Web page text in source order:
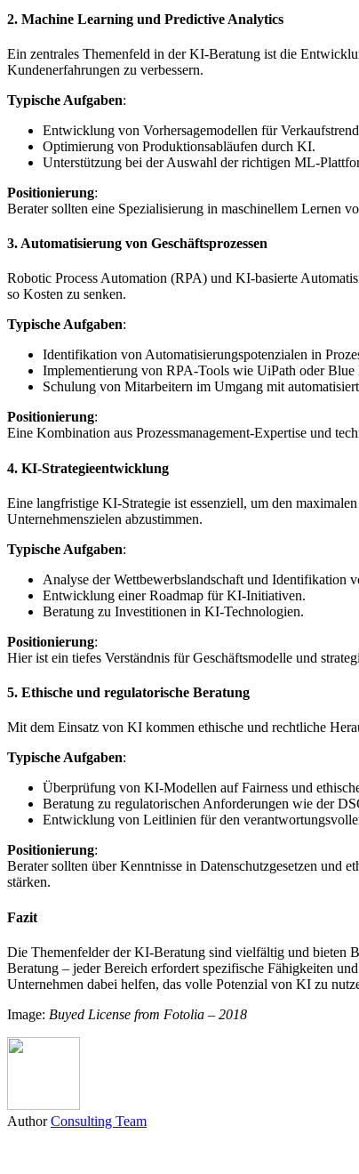
2. Machine Learning und Predictive Analytics
Ein zentrales Themenfeld in der KI-Beratung ist die
Kundenerfahrungen zu verbessern.
Typische Aufgaben:
Entwicklung von Vorhersagemodellen für
Optimierung von Produktionsabläufen durch KI.
Unterstützung bei der Auswahl der richtigen ML-
Positionierung:
Berater sollten eine Spezialisierung in maschinellem Lernen
3. Automatisierung von Geschäftsprozessen
Robotic Process Automation (RPA) und KI-basierte
so Kosten zu senken.
Typische Aufgaben:
Identifikation von Automatisierungspotenzialen in
Implementierung von RPA-Tools wie UiPath oder Blue
Schulung von Mitarbeitern im Umgang mit
Positionierung:
Eine Kombination aus Prozessmanagement-Expertise und
4. KI-Strategieentwicklung
Eine langfristige KI-Strategie ist essenziell, um den
Unternehmenszielen abzustimmen.
Typische Aufgaben:
Analyse der Wettbewerbslandschaft und Identifikation
Entwicklung einer Roadmap für KI-Initiativen.
Beratung zu Investitionen in KI-Technologien.
Positionierung:
Hier ist ein tiefes Verständnis für Geschäftsmodelle und
5. Ethische und regulatorische Beratung
Mit dem Einsatz von KI kommen ethische und rechtliche
Typische Aufgaben:
Überprüfung von KI-Modellen auf Fairness und
Beratung zu regulatorischen Anforderungen wie der
Entwicklung von Leitlinien für den
Positionierung:
Berater sollten über Kenntnisse in Datenschutzgesetzen und
stärken.
Fazit
Die Themenfelder der KI-Beratung sind vielfältig und bieten
Beratung – jeder Bereich erfordert spezifische Fähigkeiten
Unternehmen dabei helfen, das volle Potenzial von KI zu
Image: Buyed License from Fotolia – 2018
Author Consulting Team